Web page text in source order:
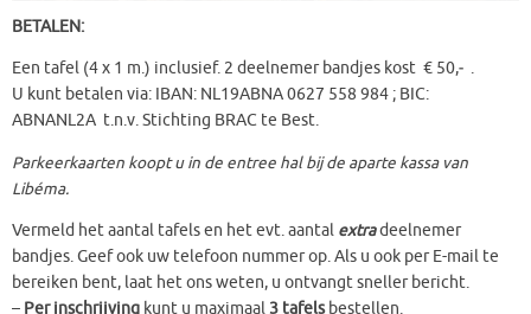
BETALEN:
Een tafel (4 x 1 m.) inclusief. 2 deelnemer bandjes kost € 50,‑ .
U kunt betalen via: IBAN: NL19ABNA 0627 558 984 ; BIC:
ABNANL2A t.n.v. Stichting BRAC te Best.
Parkeerkaarten koopt u in de entree hal bij de aparte kassa van
Libéma.
Vermeld het aantal tafels en het evt. aantal extradeelnemer
bandjes. Geef ook uw telefoon nummer op. Als u ook per E-mail te
bereiken bent, laat het ons weten, u ontvangt sneller bericht.
– Per inschrijving kunt u maximaal 3 tafelsbestellen.